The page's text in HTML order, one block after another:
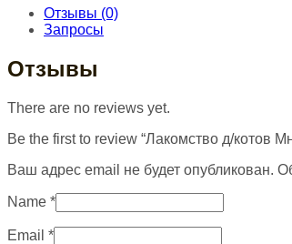
Отзывы (0)
Запросы
Отзывы
There are no reviews yet.
Be the first to review “Лакомство д/котов
Ваш адрес email не будет опубликован.
Name *
Email *